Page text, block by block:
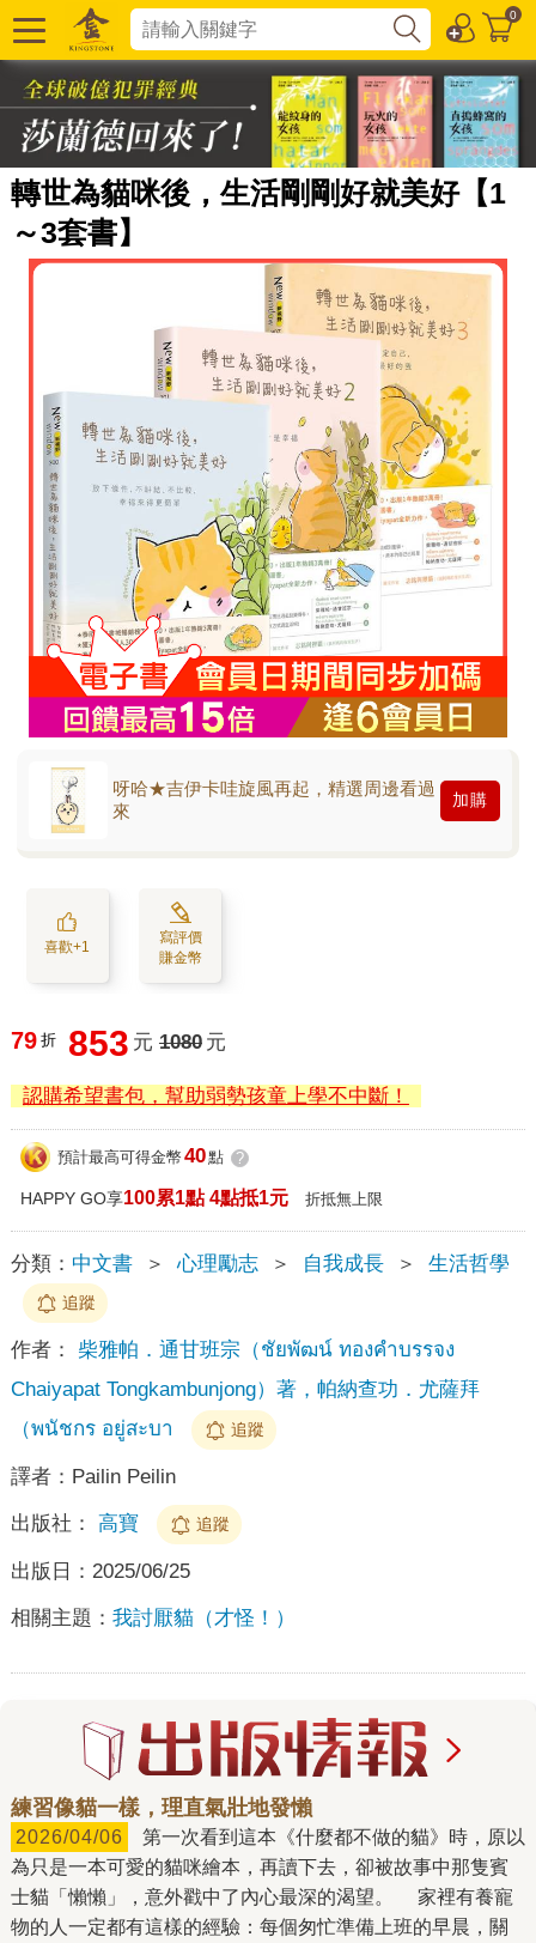
0
轉世為貓咪後，生活剛剛好就美好【1
～3套書】
呀哈★吉伊卡哇旋風再起，精選周邊看過
來
加購
喜歡+1
寫評價
賺金幣
79 折 853 元 1080 元
認購希望書包，幫助弱勢孩童上學不中斷！
預計最高可得金幣 40點 ?
HAPPY GO享100累1點 4點抵1元 折抵無上限
分類： 中文書 ＞ 心理勵志 ＞ 自我成長 ＞ 生活哲學
追蹤
作者：
柴雅帕．通甘班宗（ชัยพัฒน์ ทองคำบรรจง
Chaiyapat Tongkambunjong）著，帕納查功．尤薩拜
（พนัชกร อยู่สะบา
追蹤
譯者： Pailin Peilin
出版社： 高寶 追蹤
出版日： 2025/06/25
相關主題： 我討厭貓（才怪！）
練習像貓一樣，理直氣壯地發懶
2026/04/06
為只是一本可愛的貓咪繪本，再讀下去，卻被故事中那隻賓
士貓「懶懶」，意外戳中了內心最深的渴望。 家裡有養寵
物的人一定都有這樣的經驗：每個匆忙準備上班的早晨，關